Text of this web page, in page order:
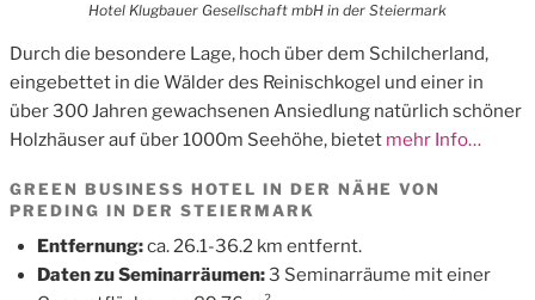
Hotel Klugbauer Gesellschaft mbH in der Steiermark
Durch die besondere Lage, hoch über dem Schilcherland,
eingebettet in die Wälder des Reinischkogel und einer in
über 300 Jahren gewachsenen Ansiedlung natürlich schöner
Holzhäuser auf über 1000m Seehöhe, bietet mehr Info…
GREEN BUSINESS HOTEL IN DER NÄHE VON
PREDING IN DER STEIERMARK
Entfernung:ca. 26.1-36.2 km entfernt.
Daten zu Seminarräumen:3 Seminarräume mit einer